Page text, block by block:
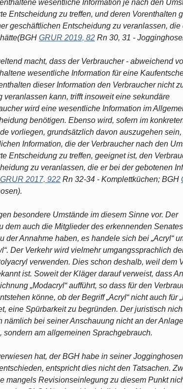
wesentliche Information je nach den
Entscheidung zu treffen, und deren Vorenthalten
geschäftlichen Entscheidung zu veranlassen, die
GRUR 2019, 82 Rn 30, 31 -
macht, dass der Verbraucher - abweichend
wesentliche Information für eine
dieser Information den Verbraucher nicht
veranlassen kann, trifft insoweit eine sekundäre
wird eine wesentliche Information im
benötigen. Ebenso wird, sofern im
vorliegen, grundsätzlich davon auszugehen
Information, die der Verbraucher nach den
Entscheidung zu treffen, geeignet ist, den
zu veranlassen, die er bei der gebotenen
GRUR 2017, 922 Rn 32-34 - Komplettküchen; BGH
besondere Umstände im diesem Sinne vor. Der
dem auch die Mitglieder des erkennenden
der Annahme haben, es handele sich bei „Acryl“
Der Verkehr wird vielmehr umgangssprachlich
verwenden. Dies schon deshalb, weil dem
ist. Soweit der Kläger darauf verweist, dass
„Modacryl“ aufführt, so dass für den
könne, ob der Begriff „Acryl“ nicht auch für
eine Spürbarkeit zu begründen. Der juristisch
nämlich bei seiner Anschauung nicht an der
sondern am allgemeinen Sprachgebrauch.
hat, der BGH habe in seiner
entspricht dies nicht den Tatsachen.
mangels Revisionseinlegung zu diesem Punkt